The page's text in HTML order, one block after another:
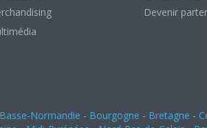
Devenir
Basse-Normandie - Bourgogne - Bretagne -